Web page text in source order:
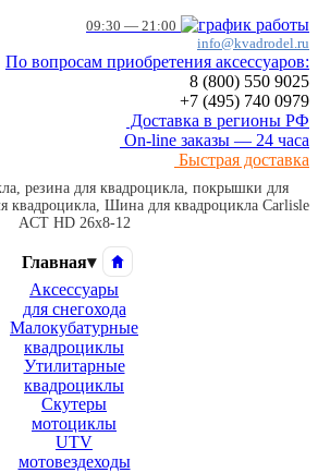
09:30 — 21:00
info@kvadrodel.ru
По вопросам приобретения аксессуаров:
8 (800) 550 9025
+7 (495) 740 0979
Доставка в регионы РФ
On-line заказы — 24 часа
Быстрая доставка
резина для квадроцикла, покрышки для
квадроцикла, Шина для квадроцикла Carlisle
ACT HD 26x8-12
Главная▾
Аксессуары
для снегохода
Малокубатурные
квадроциклы
Утилитарные
квадроциклы
Скутеры
мотоциклы
UTV
мотовездеходы